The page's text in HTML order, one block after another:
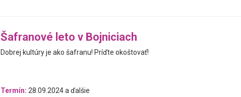
Šafranové leto v Bojniciach
Dobrej kultúry je ako šafranu! Príďte okoštovať!
Termín: 28.09.2024 a ďalšie